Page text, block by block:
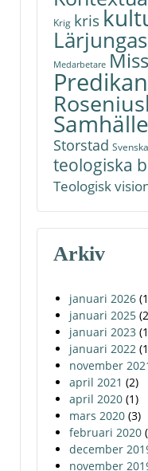
Krig kris
Medarbetare
Predikan
Samhälle
Storstad
teologiska
Teologisk
Arkiv
januari 2026
januari 2025
januari 2023
januari 2022
november
april 2021 (2)
april 2020 (1)
mars 2020 (3)
februari 2020
december
november